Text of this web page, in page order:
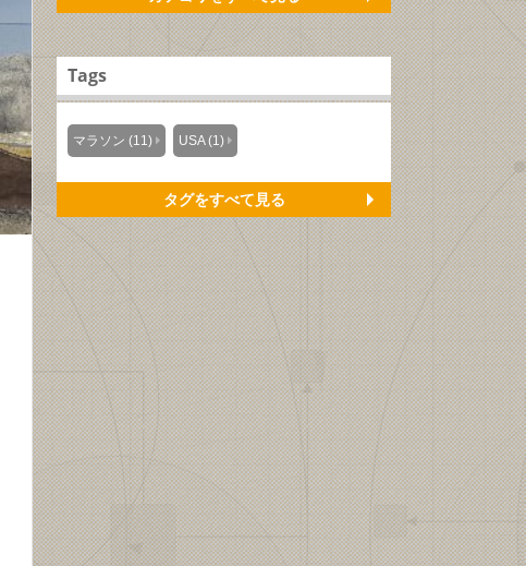
Tags
マラソン (11) USA (1)
タグをすべて見る